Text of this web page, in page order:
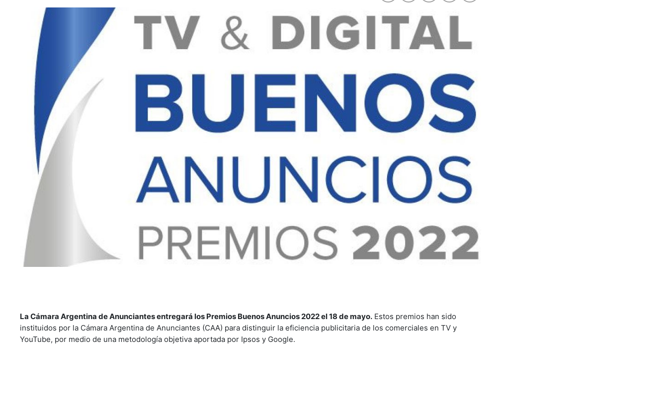
La Cámara Argentina de Anunciantes entregará los Premios Buenos Anuncios 2022 el 18 de mayo. Estos premios han sido
instituidos por la Cámara Argentina de Anunciantes (CAA) para distinguir la eficiencia publicitaria de los comerciales en TV y
YouTube, por medio de una metodología objetiva aportada por Ipsos y Google.